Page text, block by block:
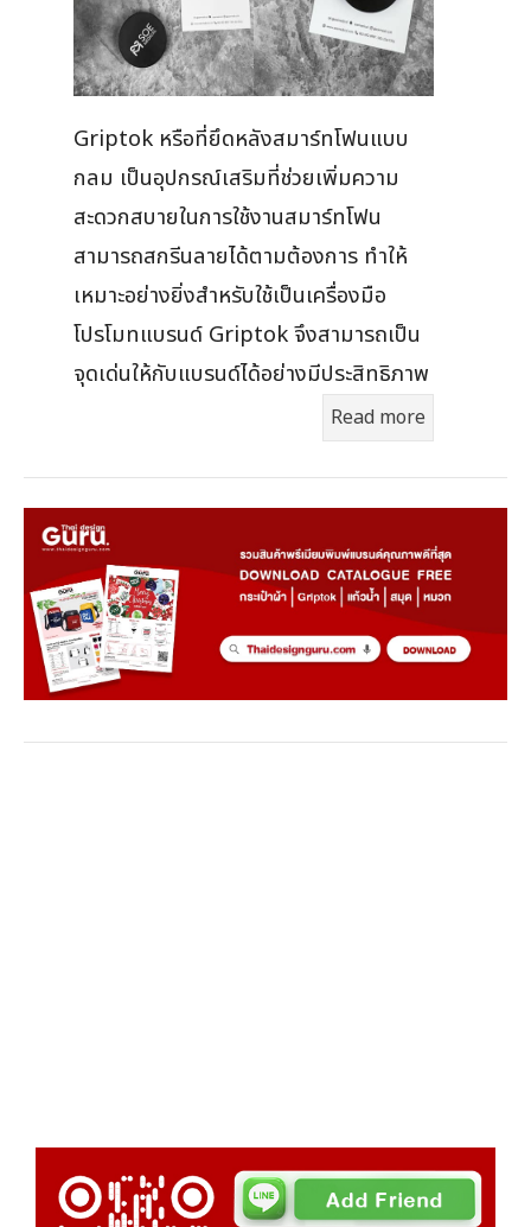
Griptok หรือที่ยึดหลังสมาร์ทโฟนแบบ
กลม เป็นอุปกรณ์เสริมที่ช่วยเพิ่มความ
สะดวกสบายในการใช้งานสมาร์ทโฟน
สามารถสกรีนลายได้ตามต้องการ ทำให้
เหมาะอย่างยิ่งสำหรับใช้เป็นเครื่องมือ
โปรโมทแบรนด์ Griptok จึงสามารถเป็น
จุดเด่นให้กับแบรนด์ได้อย่างมีประสิทธิภาพ
Read more